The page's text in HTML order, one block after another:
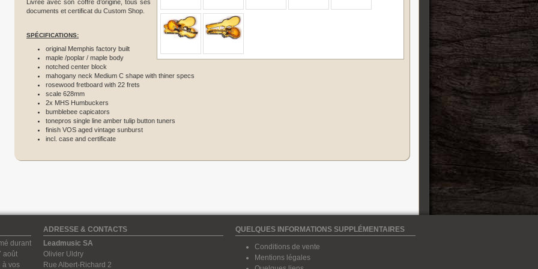
Livrée avec son coffre d’origine, tous ses
documents et certificat du Custom Shop.
SPÉCIFICATIONS:
original Memphis factory built
maple /poplar / maple body
notched center block
mahogany neck Medium C shape with thiner specs
rosewood fretboard with 22 frets
scale 628mm
2x MHS Humbuckers
bumblebee capicators
tonepros single line amber tulip button tuners
finish VOS aged vintage sunburst
incl. case and certificate
durant
août
à vos
ADRESSE & CONTACTS
Leadmusic SA
Olivier Uldry
Rue Albert-Richard 2
QUELQUES INFORMATIONS SUPPLÉMENTAIRES
Conditions de vente
Mentions légales